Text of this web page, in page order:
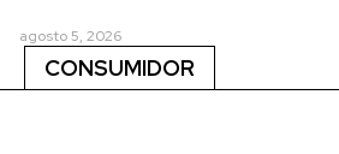
agosto 5, 2026
CONSUMIDOR